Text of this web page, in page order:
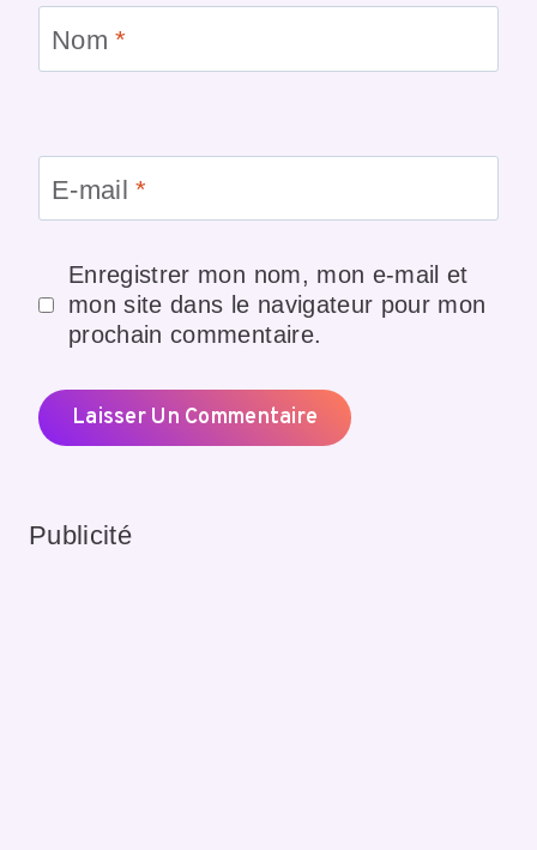
Nom*
E-mail*
Enregistrer mon nom, mon e-mail et
mon site dans le navigateur pour mon
prochain commentaire.
Publicité